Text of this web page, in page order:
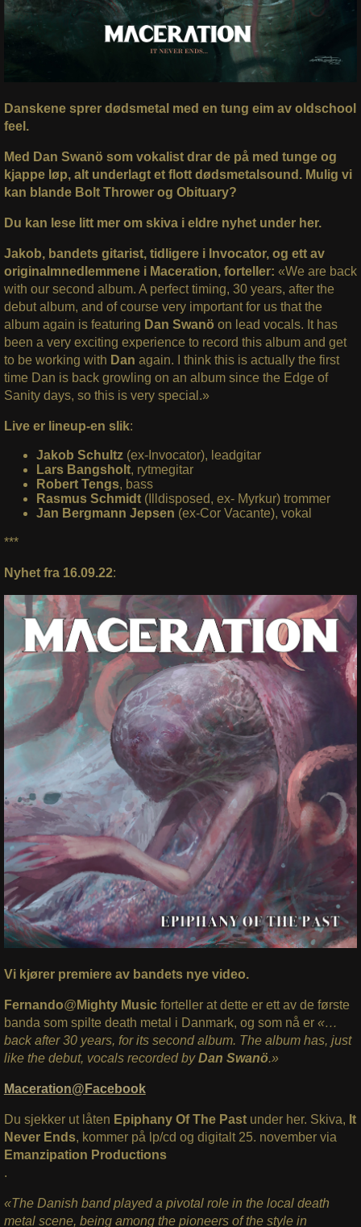
Danskene sprer dødsmetal med en tung eim av oldschool
feel.
Med Dan Swanö som vokalist drar de på med tunge og
kjappe løp, alt underlagt et flott dødsmetalsound. Mulig vi
kan blande Bolt Thrower og Obituary?
Du kan lese litt mer om skiva i eldre nyhet under her.
Jakob, bandets gitarist, tidligere i Invocator, og ett av
originalmnedlemmene i Maceration, forteller: «We are back
with our second album. A perfect timing, 30 years, after the
debut album, and of course very important for us that the
album again is featuring Dan Swanö on lead vocals. It has
been a very exciting experience to record this album and get
to be working with Dan again. I think this is actually the first
time Dan is back growling on an album since the Edge of
Sanity days, so this is very special.»
Live er lineup-en slik:
Jakob Schultz (ex-Invocator), leadgitar
Lars Bangsholt, rytmegitar
Robert Tengs, bass
Rasmus Schmidt(Illdisposed, ex- Myrkur) trommer
Jan Bergmann Jepsen (ex-Cor Vacante), vokal
***
Nyhet fra 16.09.22:
Vi kjører premiere av bandets nye video.
Fernando@ Mighty Music forteller at dette er ett av de første
banda som spilte death metal i Danmark, og som nå er «…
back after 30 years, for its second album. The album has, just
like the debut, vocals recorded byDan Swanö.»
Maceration@Facebook
Du sjekker ut låten Epiphany Of The Pastunder her. Skiva, It
Never Ends, kommer på lp/cd og digitalt 25. november via
Emanzipation Productions
.
«The Danish band played a pivotal role in the local death
metal scene, being among the pioneers of the style in